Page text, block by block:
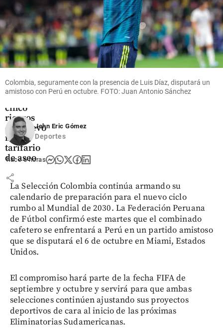
Economía
Empresas
de
servicios
públicos
cinco
riesgos
del nuevo
marco
tarifario
de aseo
share
Colombia, seguramente con la presencia de Luis Díaz, disputará un
amistoso con Perú en octubre. FOTO: Juan Antonio Sánchez
John Eric Gómez
Deportes
hace 6 horas
La Selección Colombia continúa armando su
calendario de preparación para el nuevo ciclo
rumbo al Mundial de 2030. La Federación Peruana
de Fútbol confirmó este martes que el combinado
cafetero se enfrentará a Perú en un partido amistoso
que se disputará el 6 de octubre en Miami, Estados
Unidos.
El compromiso hará parte de la fecha FIFA de
septiembre y octubre y servirá para que ambas
selecciones continúen ajustando sus proyectos
deportivos de cara al inicio de las próximas
Eliminatorias Sudamericanas.